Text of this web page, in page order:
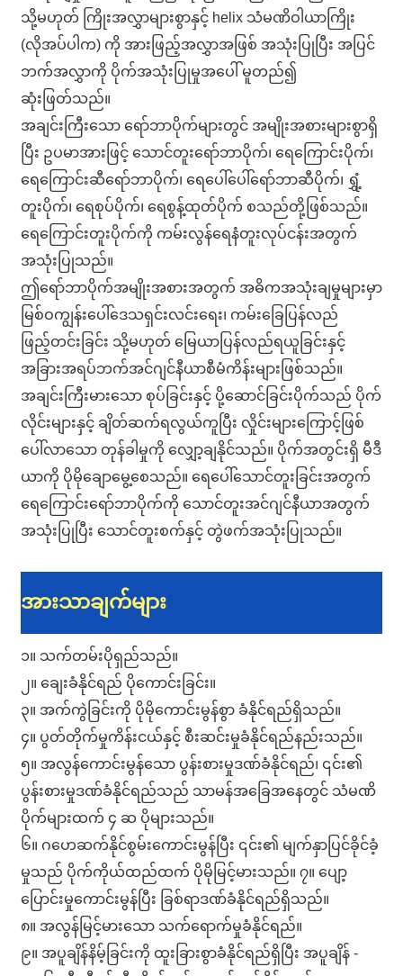
သို့မဟုတ် ကြိုးအလွှာများစွာနှင့် helix သံမဏိဝါယာကြိုး
(လိုအပ်ပါက) ကို အားဖြည့်အလွှာအဖြစ် အသုံးပြုပြီး အပြင်
ဘက်အလွှာကို ပိုက်အသုံးပြုမှုအပေါ် မူတည်၍
ဆုံးဖြတ်သည်။
အချင်းကြီးသော ရော်ဘာပိုက်များတွင် အမျိုးအစားများစွာရှိ
ပြီး ဥပမာအားဖြင့် သောင်တူးရော်ဘာပိုက်၊ ရေကြောင်းပိုက်၊
ရေကြောင်းဆီရော်ဘာပိုက်၊ ရေပေါ်ပေါ်ရော်ဘာဆီပိုက်၊ ရွှံ့
တူးပိုက်၊ ရေစုပ်ပိုက်၊ ရေစွန့်ထုတ်ပိုက် စသည်တို့ဖြစ်သည်။
ရေကြောင်းတူးပိုက်ကို ကမ်းလွန်ရေနံတူးလုပ်ငန်းအတွက်
အသုံးပြုသည်။
ဤရော်ဘာပိုက်အမျိုးအစားအတွက် အဓိကအသုံးချမှုများမှာ
မြစ်ဝကျွန်းပေါ်ဒေသရှင်းလင်းရေး၊ ကမ်းခြေပြန်လည်
ဖြည့်တင်းခြင်း သို့မဟုတ် မြေယာပြန်လည်ရယူခြင်းနှင့်
အခြားအရပ်ဘက်အင်ဂျင်နီယာစီမံကိန်းများဖြစ်သည်။
အချင်းကြီးမားသော စုပ်ခြင်းနှင့် ပို့ဆောင်ခြင်းပိုက်သည် ပိုက်
လိုင်းများနှင့် ချိတ်ဆက်ရလွယ်ကူပြီး လှိုင်းများကြောင့်ဖြစ်
ပေါ်လာသော တုန်ခါမှုကို လျှော့ချနိုင်သည်။ ပိုက်အတွင်းရှိ မီဒီ
ယာကို ပိုမိုချောမွေ့စေသည်။ ရေပေါ်သောင်တူးခြင်းအတွက်
ရေကြောင်းရော်ဘာပိုက်ကို သောင်တူးအင်ဂျင်နီယာအတွက်
အသုံးပြုပြီး သောင်တူးစက်နှင့် တွဲဖက်အသုံးပြုသည်။
အားသာချက်များ
၁။ သက်တမ်းပိုရှည်သည်။
၂။ ချေးခံနိုင်ရည် ပိုကောင်းခြင်း။
၃။ အက်ကွဲခြင်းကို ပိုမိုကောင်းမွန်စွာ ခံနိုင်ရည်ရှိသည်။
၄။ ပွတ်တိုက်မှုကိန်းငယ်နှင့် စီးဆင်းမှုခံနိုင်ရည်နည်းသည်။
၅။ အလွန်ကောင်းမွန်သော ပွန်းစားမှုဒဏ်ခံနိုင်ရည်၊ ၎င်း၏
ပွန်းစားမှုဒဏ်ခံနိုင်ရည်သည် သာမန်အခြေအနေတွင် သံမဏိ
ပိုက်များထက် ၄ ဆ ပိုများသည်။
၆။ ဂဟေဆက်နိုင်စွမ်းကောင်းမွန်ပြီး ၎င်း၏ မျက်နှာပြင်ခိုင်ခံ့
မှုသည် ပိုက်ကိုယ်ထည်ထက် ပိုမိုမြင့်မားသည်။ ၇။ ပျော့
ပြောင်းမှုကောင်းမွန်ပြီး ခြစ်ရာဒဏ်ခံနိုင်ရည်ရှိသည်။
၈။ အလွန်မြင့်မားသော သက်ရောက်မှုခံနိုင်ရည်။
၉။ အပူချိန်နိမ့်ခြင်းကို ထူးခြားစွာခံနိုင်ရည်ရှိပြီး အပူချိန် -
Message
*Message Cannot be empty!
* Required field
SUBMIT